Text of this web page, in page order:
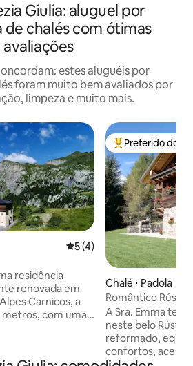
Giulia: aluguel por
chalés com ótimas
avaliações
estes aluguéis por
foram muito bem avaliados por
limpeza e muito mais.
5 de uma avaliação média
5 (4)
residência
renovada em
Carnicos, a
metros, com uma
Entre os
Preferido dos
Chalé ⋅ Padola
Romântico
Dolomitas
A Sra. Emma
neste belo
reformado,
confortos,